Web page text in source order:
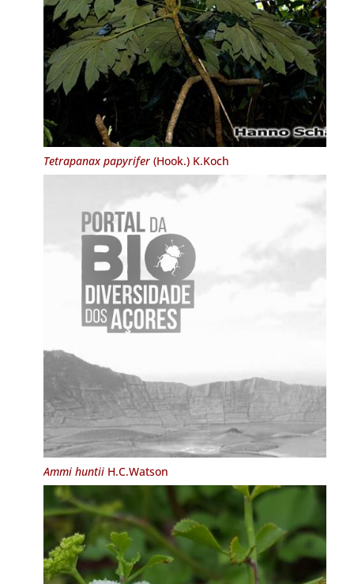
Tetrapanax papyrifer(Hook.) K.Koch
Ammi huntiiH.C.Watson